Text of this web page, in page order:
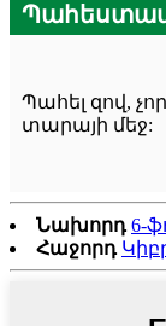
Պահել զով,
տարայի մեջ:
Նախորդ 6-
Հաջորդ